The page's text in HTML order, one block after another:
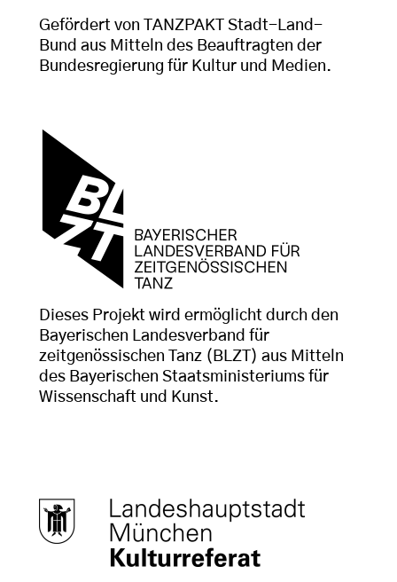
Gefördert von TANZPAKT Stadt-Land-
Bund aus Mitteln des Beauftragten der
Bundesregierung für Kultur und Medien.
Dieses Projekt wird ermöglicht durch den
Bayerischen Landesverband für
zeitgenössischen Tanz (BLZT) aus Mitteln
des Bayerischen Staatsministeriums für
Wissenschaft und Kunst.